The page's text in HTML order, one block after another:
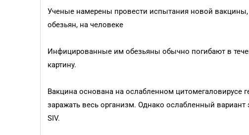
Ученые намерены провести испытания новой
обезьян, на человеке
Инфицированные им обезьяны обычно погибают в
картину.
Вакцина основана на ослабленном цитомегаловирусе
заражать весь организм. Однако ослабленный
SIV.